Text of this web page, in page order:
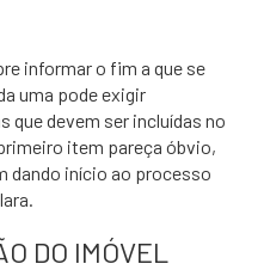
informar o fim a que se
uma pode exigir
que devem ser incluídas no
item pareça óbvio,
dando início ao processo
DO IMÓVEL